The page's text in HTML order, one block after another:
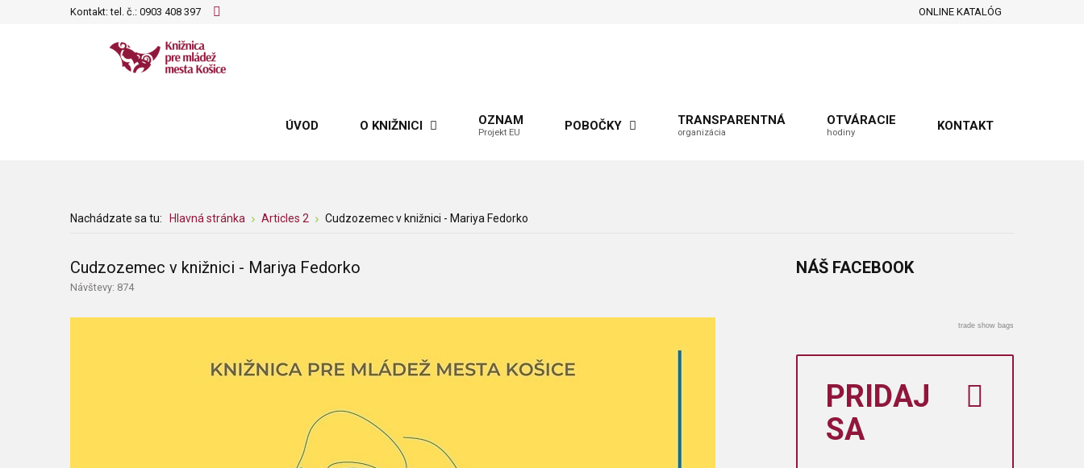
Kontakt: tel. č.: 0903 408 397 ONLINE KATALÓG
ÚVOD O KNIŽNICI OZNAM
Projekt EU POBOČKY TRANSPARENTNÁ
organizácia
OTVÁRACIE
hodiny KONTAKT
Nachádzate sa tu: Hlavná stránka Articles 2 Cudzozemec v knižnici - Mariya Fedorko
Cudzozemec v knižnici - Mariya Fedorko
Návštevy: 874
NÁŠ FACEBOOK
trade show bags
PRIDAJ
SA